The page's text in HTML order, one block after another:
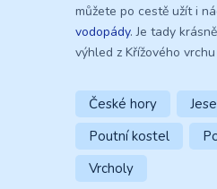
můžete po cestě užít i
vodopády. Je tady
výhled z Křížového
České hory
Poutní kostel
Vrcholy